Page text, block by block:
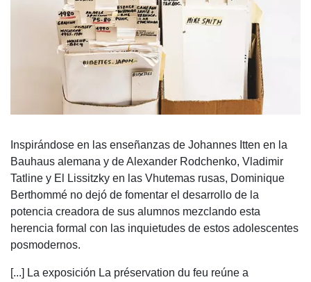
Inspirándose en las enseñanzas de Johannes Itten en la
Bauhaus alemana y de Alexander Rodchenko, Vladimir
Tatline y El Lissitzky en las Vhutemas rusas, Dominique
Berthommé no dejó de fomentar el desarrollo de la
potencia creadora de sus alumnos mezclando esta
herencia formal con las inquietudes de estos adolescentes
posmodernos.
[...] La exposición La préservation du feu reúne a